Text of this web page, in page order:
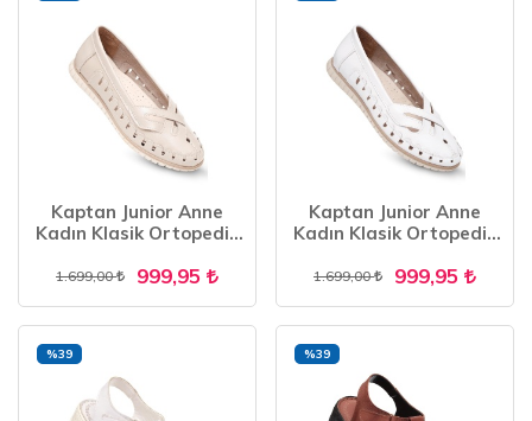
Kaptan Junior Anne
Kadın Klasik Ortopedik
ZSLNK 555
1.699,00 999,95
Kaptan Junior Anne
Kadın Klasik Ortopedik
ZSLNK 555
1.699,00 999,95
%39 %39